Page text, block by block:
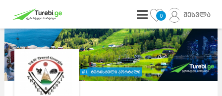
0 შესვლა